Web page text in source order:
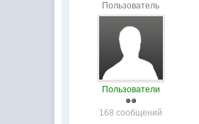
Пользователь
Пользователи
168 сообщений